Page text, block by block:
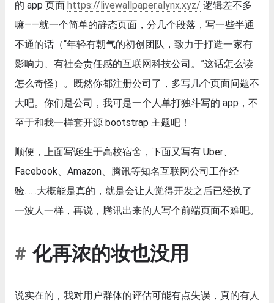
的 app 页面 https://livewallpaper.alynx.xyz/ 逻辑差不多
嘛——就一个简单的静态页面，分几个段落，写一些半通
不通的话（“年轻有朝气的初创团队，致力于打造一家有
影响力、有社会责任感的互联网科技公司。”这话怎么读
怎么奇怪）。既然你都注册公司了，多写几个页面问题不
大吧。你们是公司，我可是一个人单打独斗写的 app，不
至于和我一样套开源 bootstrap 主题吧！
顺便，上面写诞生于高校宿舍，下面又写有 Uber、
Facebook、Amazon、腾讯等知名互联网公司工作经
验……大概能是真的，就是会让人觉得开发之后已经换了
一波人一样，再说，腾讯出来的人写个前端页面不难吧。
化再浓的妆也没用
说实在的，我对用户群体的评估可能有点失误，真的有人